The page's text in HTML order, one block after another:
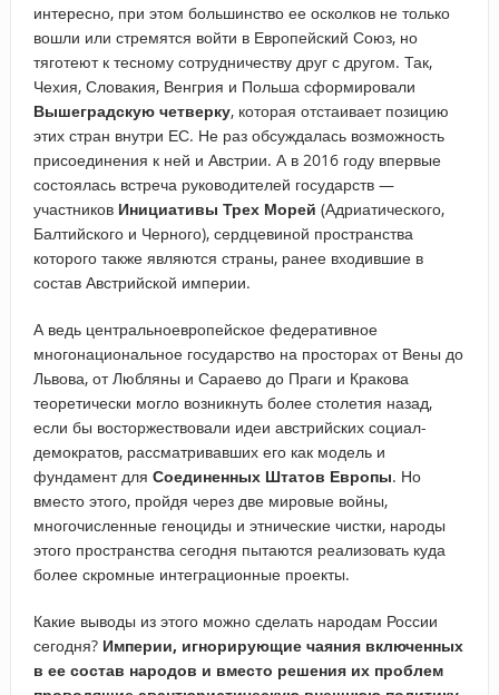
интересно, при этом большинство ее осколков не только
вошли или стремятся войти в Европейский Союз, но
тяготеют к тесному сотрудничеству друг с другом. Так,
Чехия, Словакия, Венгрия и Польша сформировали
Вышеградскую четверку, которая отстаивает позицию
этих стран внутри ЕС. Не раз обсуждалась возможность
присоединения к ней и Австрии. А в 2016 году впервые
состоялась встреча руководителей государств —
участников Инициативы Трех Морей (Адриатического,
Балтийского и Черного), сердцевиной пространства
которого также являются страны, ранее входившие в
состав Австрийской империи.
А ведь центральноевропейское федеративное
многонациональное государство на просторах от Вены до
Львова, от Любляны и Сараево до Праги и Кракова
теоретически могло возникнуть более столетия назад,
если бы восторжествовали идеи австрийских социал-
демократов, рассматривавших его как модель и
фундамент для Соединенных Штатов Европы. Но
вместо этого, пройдя через две мировые войны,
многочисленные геноциды и этнические чистки, народы
этого пространства сегодня пытаются реализовать куда
более скромные интеграционные проекты.
Какие выводы из этого можно сделать народам России
сегодня? Империи, игнорирующие чаяния включенных
в ее состав народов и вместо решения их проблем